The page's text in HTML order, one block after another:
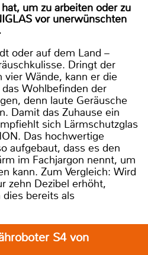
um zu arbeiten oder zu
vor unerwünschten
oder auf dem Land –
Dringt der
Wände, kann er die
Wohlbefinden der
denn laute Geräusche
Damit das Zuhause ein
sich Lärmschutzglas
Das hochwertige
aufgebaut, dass es den
im Fachjargon nennt, um
kann. Zum Vergleich: Wird
zehn Dezibel erhöht,
bereits als
S4 von